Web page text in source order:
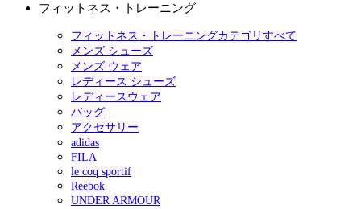
フィットネス・トレーニング
フィットネス・トレーニングカテゴリすべて
メンズ シューズ
メンズ ウェア
レディース シューズ
レディースウェア
バッグ
アクセサリー
adidas
FILA
le coq sportif
Reebok
UNDER ARMOUR